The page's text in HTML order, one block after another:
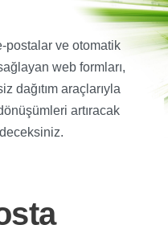
postalar ve otomatik
web formları,
dağıtım araçlarıyla
artıracak